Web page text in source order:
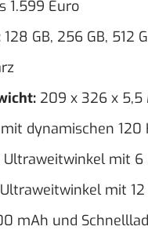
1.599 Euro
128 GB, 256 GB, 512
209 x 326 x
mit dynamischen 120
Ultraweitwinkel mit 6
Ultraweitwinkel mit 12
mAh und